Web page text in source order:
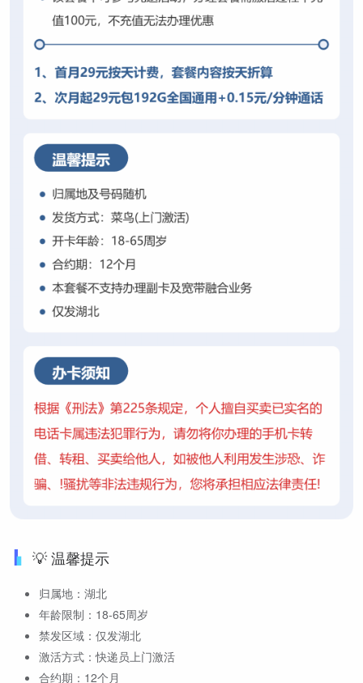
💡 温馨提示
归属地：湖北
年龄限制：18-65周岁
禁发区域：仅发湖北
激活方式：快递员上门激活
合约期：12个月